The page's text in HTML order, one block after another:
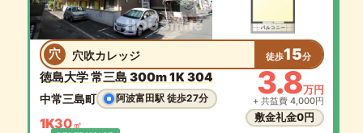
穴 穴吹カレッジ 徒歩15分
徳島大学 常三島 300m 1K 304
中常三島町 阿波富田駅 徒歩27分
1K30㎡
3.8万円
+ 共益費 4,000円
敷金礼金0円